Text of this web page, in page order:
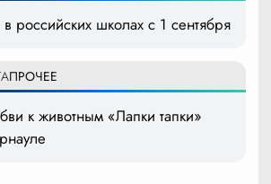
в российских школах с 1 сентября
ПРОЧЕЕ
к животным «Лапки тапки»